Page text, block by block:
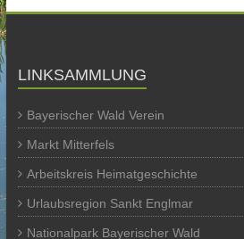
LINKSAMMLUNG
Bayerischer Wald Verein
Markt Mitterfels
Arbeitskreis Heimatgeschichte
Urlaubsregion Sankt Englmar
Nationalpark Bayerischer Wald